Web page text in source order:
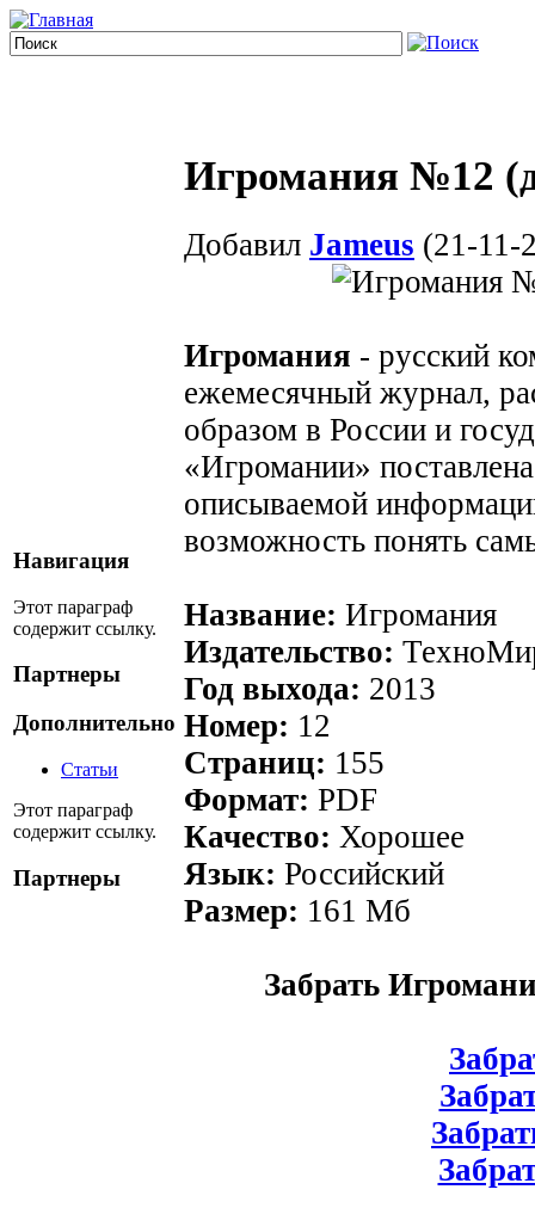
Навигация
Этот параграф
содержит ссылку.
Партнеры
Дополнительно
Статьи
Этот параграф
содержит ссылку.
Партнеры
Игромания №12
Добавил Jameus (21-11-
Игромания - русский
ежемесячный журнал,
образом в России и
«Игромании»
описываемой
возможность понять
Название: Игромания
Издательство:
Год выхода: 2013
Номер: 12
Страниц: 155
Формат: PDF
Качество: Хорошее
Язык: Российский
Размер: 161 Мб
Забрать